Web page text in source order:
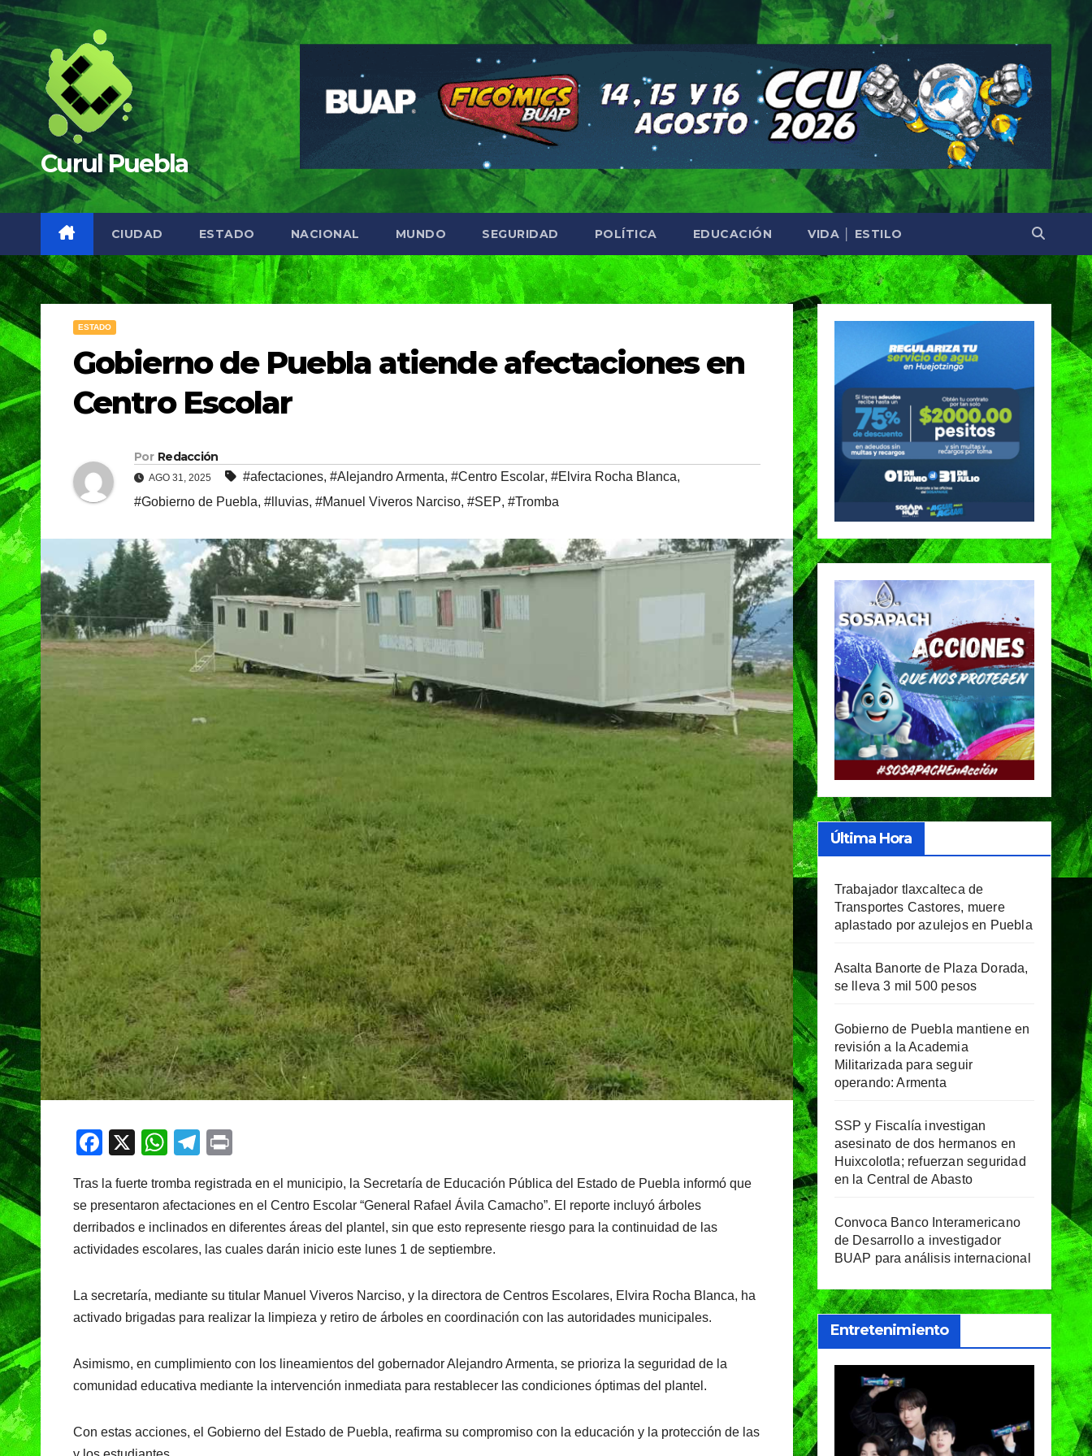
Saltar
al
contenido
Curul Puebla
CIUDAD ESTADO NACIONAL MUNDO SEGURIDAD POLÍTICA EDUCACIÓN VIDA │ ESTILO
ESTADO
Gobierno de Puebla atiende afectaciones en
Centro Escolar
Por Redacción
AGO 31, 2025 #afectaciones, #Alejandro Armenta, #Centro Escolar, #Elvira Rocha Blanca,
#Gobierno de Puebla, #lluvias, #Manuel Viveros Narciso, #SEP, #Tromba
F
c
e
b
o
k
X
W
at
s
A
p
T
e
gr
a
t
Tras la fuerte tromba registrada en el municipio, la Secretaría de Educación Pública del Estado de Puebla informó que
se presentaron afectaciones en el Centro Escolar “General Rafael Ávila Camacho”. El reporte incluyó árboles
derribados e inclinados en diferentes áreas del plantel, sin que esto represente riesgo para la continuidad de las
actividades escolares, las cuales darán inicio este lunes 1 de septiembre.
La secretaría, mediante su titular Manuel Viveros Narciso, y la directora de Centros Escolares, Elvira Rocha Blanca, ha
activado brigadas para realizar la limpieza y retiro de árboles en coordinación con las autoridades municipales.
Asimismo, en cumplimiento con los lineamientos del gobernador Alejandro Armenta, se prioriza la seguridad de la
comunidad educativa mediante la intervención inmediata para restablecer las condiciones óptimas del plantel.
Con estas acciones, el Gobierno del Estado de Puebla, reafirma su compromiso con la educación y la protección de las
Última Hora
Trabajador tlaxcalteca de
Transportes Castores, muere
aplastado por azulejos en Puebla
Asalta Banorte de Plaza Dorada,
se lleva 3 mil 500 pesos
Gobierno de Puebla mantiene en
revisión a la Academia
Militarizada para seguir
operando: Armenta
SSP y Fiscalía investigan
asesinato de dos hermanos en
Huixcolotla; refuerzan seguridad
en la Central de Abasto
Convoca Banco Interamericano
de Desarrollo a investigador
BUAP para análisis internacional
Entretenimiento